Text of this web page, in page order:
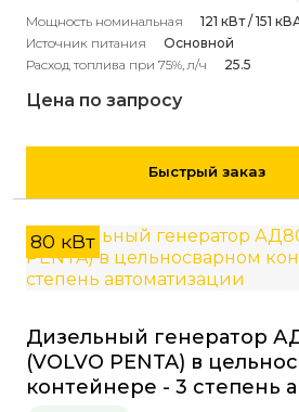
Мощность номинальная
121 кВт / 151
Источник питания
Основной
Расход топлива при 75%, л/ч
25.5
Цена по запросу
Быстрый заказ
80 кВт
Дизельный генератор
(VOLVO PENTA) в
контейнере - 3 степень